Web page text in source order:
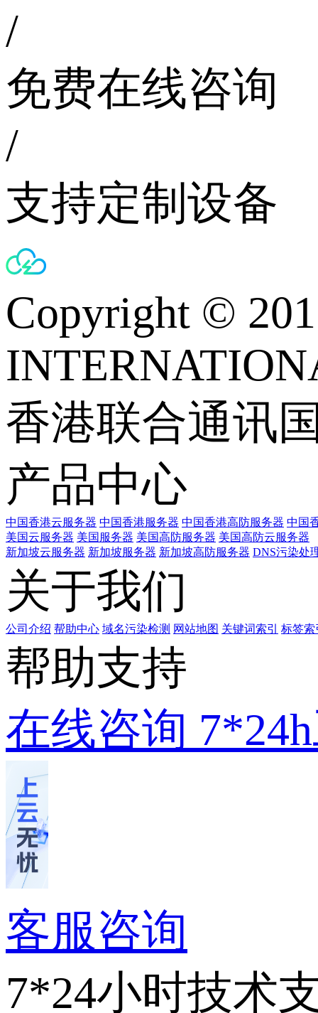
/
免费在线咨询
/
支持定制设备
Copyright ©
香港联合通讯
产品中心
中国香港云服务器 中国香港服务器 中国香港高防服务器 中国
美国云服务器 美国服务器 美国高防服务器 美国高防云服务器
新加坡云服务器 新加坡服务器 新加坡高防服务器 DNS污染处
关于我们
公司介绍 帮助中心 域名污染检测 网站地图 关键词索引 标签索
帮助支持
在线咨询
客服咨询
7*24小时技术